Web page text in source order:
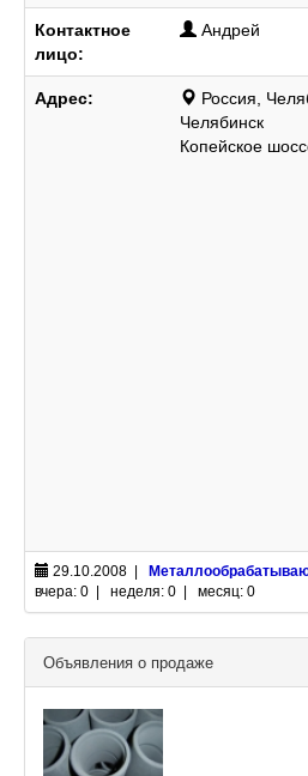
Контактное
лицо:
Андрей
Адрес:
Россия,
Челябинск
Копейское
29.10.2008 |
вчера: 0 | неделя: 0 | месяц: 0
Объявления о продаже